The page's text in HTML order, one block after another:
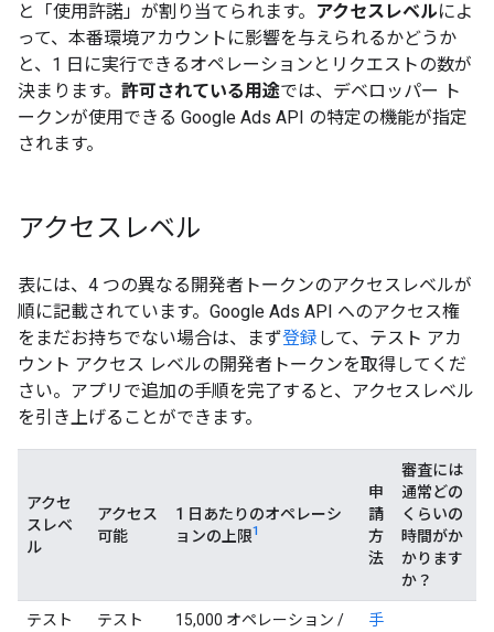
と「使用許諾」が割り当てられます。
アクセスレベルによ
って、本番環境アカウントに影響を与えられるかどうか
と、1 日に実行できるオペレーションとリクエストの数が
決まります。 許可されている用途では、デベロッパー ト
ークンが使用できる Google Ads API の特定の機能が指定
されます。
アクセスレベル
表には、4 つの異なる開発者トークンのアクセスレベルが
順に記載されています。Google Ads API へのアクセス権
をまだお持ちでない場合は、まず登録 して、テスト アカ
ウント アクセス レベルの開発者トークンを取得してくだ
さい。アプリで追加の手順を完了すると、アクセスレベル
を引き上げることができます。
アクセ
スレベ
ル
アクセス
可能
1 日あたりのオペレーシ
ョンの上限1
申
請
方
法
審査には
通常どの
くらいの
時間がか
かります
か？
テスト
テスト
15,000 オペレーション /
手